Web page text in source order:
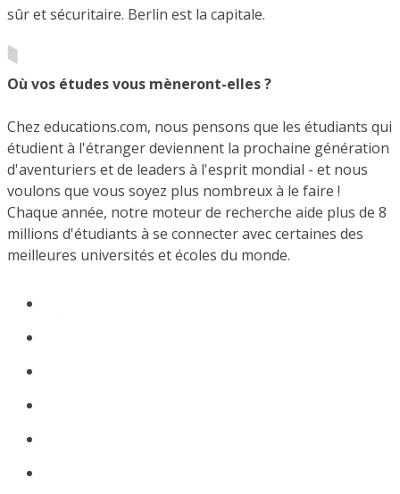
sûr et sécuritaire. Berlin est la capitale.
Où vos études vous mèneront-elles ?
Chez educations.com, nous pensons que les étudiants qui
étudient à l'étranger deviennent la prochaine génération
d'aventuriers et de leaders à l'esprit mondial - et nous
voulons que vous soyez plus nombreux à le faire !
Chaque année, notre moteur de recherche aide plus de 8
millions d'étudiants à se connecter avec certaines des
meilleures universités et écoles du monde.